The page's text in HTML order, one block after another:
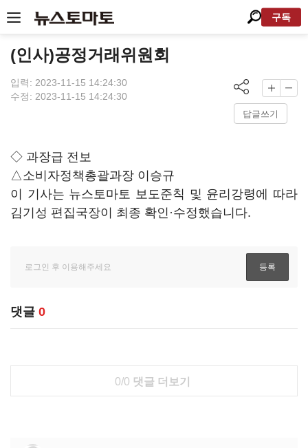
구독
(인사)공정거래위원회
입력: 2023-11-15 14:24:30
수정: 2023-11-15 14:24:30
답글쓰기
◇ 과장급 전보
△소비자정책총괄과장 이승규
이 기사는 뉴스토마토 보도준칙 및 윤리강령에 따라
김기성 편집국장이 최종 확인·수정했습니다.
댓글 0
0/0 댓글 더보기